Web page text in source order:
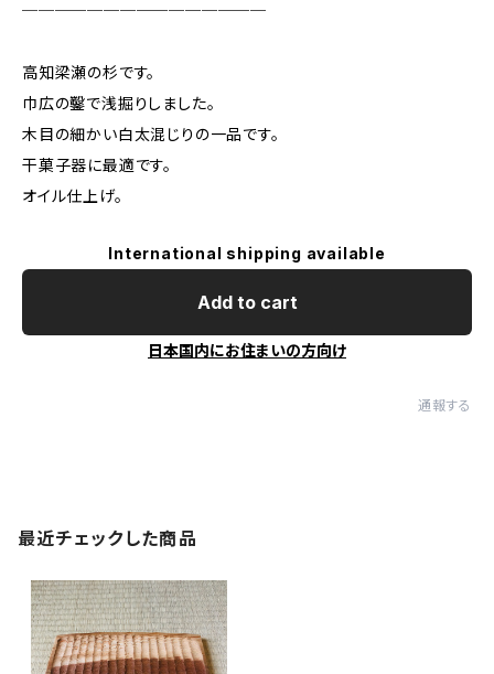
───────────────
高知梁瀬の杉です。
巾広の鑿で浅掘りしました。
木目の細かい白太混じりの一品です。
干菓子器に最適です。
オイル仕上げ。
International shipping available
Add to cart
日本国内にお住まいの方向け
通報する
最近チェックした商品